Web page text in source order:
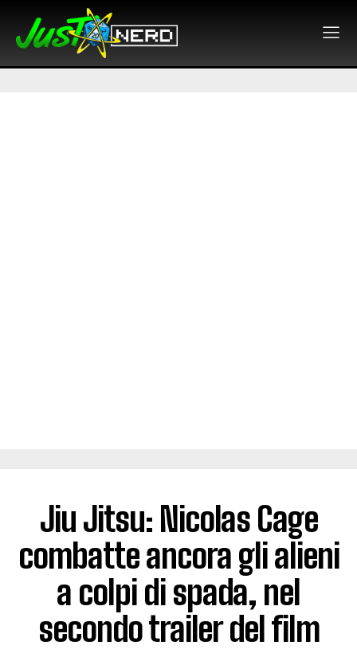
Jiu Jitsu: Nicolas Cage
combatte ancora gli alieni
a colpi di spada, nel
secondo trailer del film